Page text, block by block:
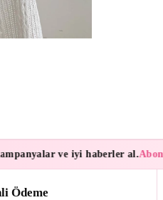
ve iyi haberler al.
Ödeme